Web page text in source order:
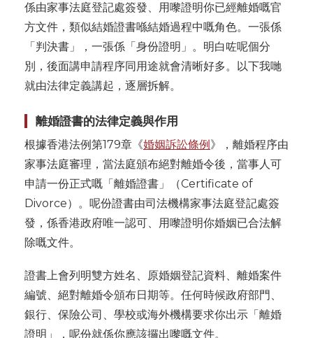
係由家事法庭登記處簽發、用嚟證明你已經離婚嘅官
方文件，類似結婚證書喺結婚過程中嘅角色。一張係
「判決書」，一張係「身份證明」。明白咗呢個分
別，後面講申請程序同用途就會清晰好多。以下我哋
就由法律定義講起，逐層拆解。
離婚證書的法律定義與作用
根據香港法例第179章《婚姻訴訟條例》，離婚程序由
家事法庭審理，當法庭頒布絕對離婚令後，當事人可
申請一份正式嘅「離婚證書」（Certificate of
Divorce）。呢份證書由司法機構家事法庭登記處簽
發，係香港政府唯一認可、用嚟證明你婚姻已合法解
除嘅文件。
證書上會列明雙方姓名、原婚姻登記資料、離婚案件
編號、絕對離婚令頒布日期等。任何時候政府部門、
銀行、保險公司、學校或海外機構要求你出示「離婚
證明」，呢份就係你應該攞出嚟嘅文件。